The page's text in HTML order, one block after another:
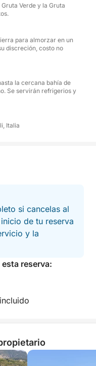
cuevas marinas y
nadar en las aguas
la ruta continúa
de entrada a la
su excelencia
impecable al
de
y
experiencia
incluido). La
ducha al aire
Verde y la Gruta
para almorzar en un
discreción, costo no
la cercana bahía de
Se servirán refrigerios y
Italia
si cancelas al
de tu reserva
y la
reserva: